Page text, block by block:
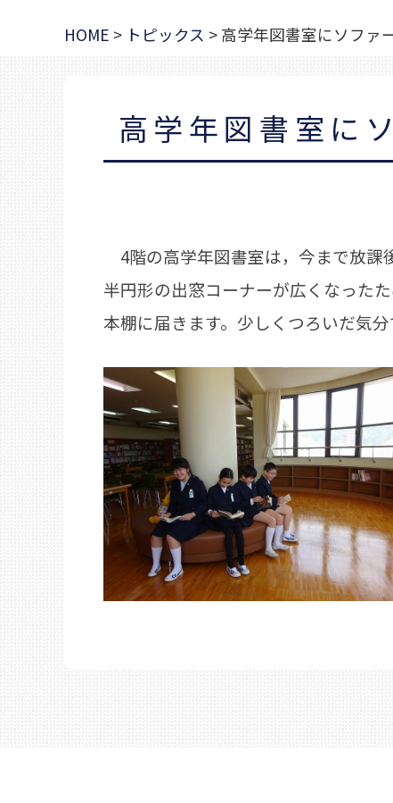
HOME > トピックス > 高学年図書室にソファ
高学年図書室に
4階の高学年図書室は，今まで放課
半円形の出窓コーナーが広くなった
本棚に届きます。少しくつろいだ気